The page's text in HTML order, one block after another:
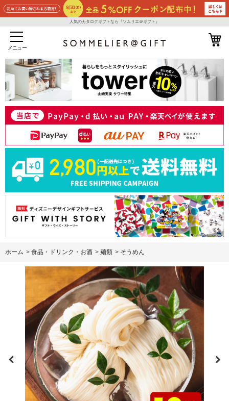
人気のカタログギフトなら『ソムリエ＠ギフト』
メニュー
ホーム > 食品・ドリンク・お酒 > 麺類 > そうめん